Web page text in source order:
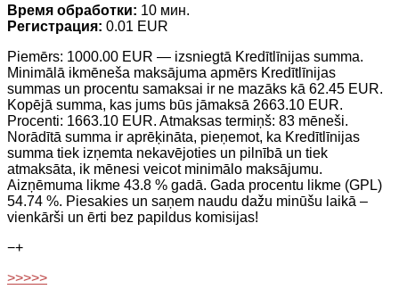
Время обработки: 10 мин.
Регистрация: 0.01 EUR
Piemērs: 1000.00 EUR — izsniegtā Kredītlīnijas summa.
Minimālā ikmēneša maksājuma apmērs Kredītlīnijas
summas un procentu samaksai ir ne mazāks kā 62.45 EUR.
Kopējā summa, kas jums būs jāmaksā 2663.10 EUR.
Procenti: 1663.10 EUR. Atmaksas termiņš: 83 mēneši.
Norādītā summa ir aprēķināta, pieņemot, ka Kredītlīnijas
summa tiek izņemta nekavējoties un pilnībā un tiek
atmaksāta, ik mēnesi veicot minimālo maksājumu.
Aizņēmuma likme 43.8 % gadā. Gada procentu likme (GPL)
54.74 %. Piesakies un saņem naudu dažu minūšu laikā –
vienkārši un ērti bez papildus komisijas!
−+
>>>>>